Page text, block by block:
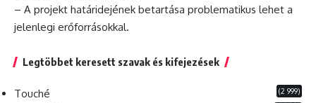
– A projekt határidejének betartása problematikus lehet a
jelenlegi erőforrásokkal.
Legtöbbet keresett szavak és kifejezések
Touché (2 999)